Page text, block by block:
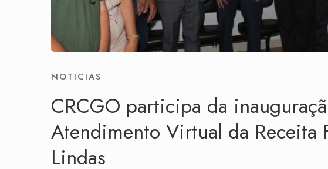
NOTICIAS
CRCGO participa da
Atendimento Virtual da Receita
Lindas